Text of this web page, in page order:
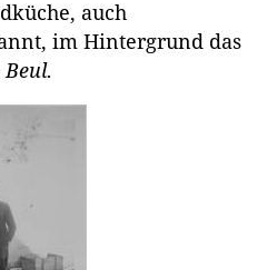
auch
im Hintergrund das
Beul.